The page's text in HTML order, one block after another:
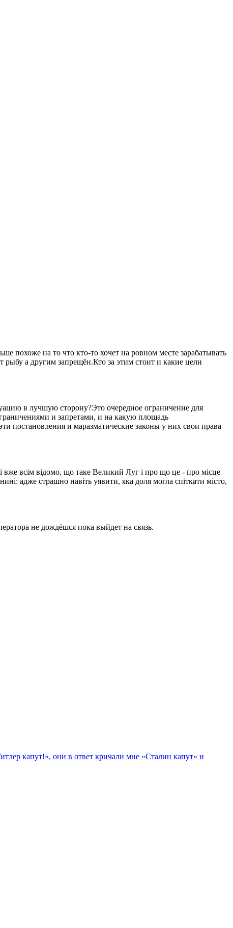
похоже на то что кто-то хочет на ровном месте зарабатывать
а другим запрещён.Кто за этим стоит и какие цели
в лучшую сторону?Это очередное ограничение для
и запретами, и на какую площадь
постановления и маразматические законы у них свои права
вже всім відомо, що таке Великий Луг і про що це - про місце
адже страшно навіть уявити, яка доля могла спіткати місто,
не дождёшся пока выйдет на связь.
капут!», они в ответ кричали мне «Сталин капут» и